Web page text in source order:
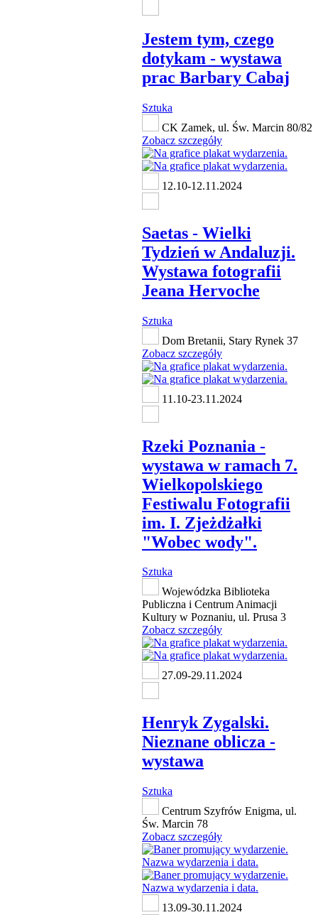
Jestem tym, czego
dotykam - wystawa
prac Barbary Cabaj
Sztuka
CK Zamek, ul. Św. Marcin 80/82
Zobacz szczegóły
12.10-12.11.2024
Saetas - Wielki
Tydzień w Andaluzji.
Wystawa fotografii
Jeana Hervoche
Sztuka
Dom Bretanii, Stary Rynek 37
Zobacz szczegóły
11.10-23.11.2024
Rzeki Poznania -
wystawa w ramach 7.
Wielkopolskiego
Festiwalu Fotografii
im. I. Zjeżdżałki
"Wobec wody".
Sztuka
Wojewódzka Biblioteka
Publiczna i Centrum Animacji
Kultury w Poznaniu, ul. Prusa 3
Zobacz szczegóły
27.09-29.11.2024
Henryk Zygalski.
Nieznane oblicza -
wystawa
Sztuka
Centrum Szyfrów Enigma, ul.
Św. Marcin 78
Zobacz szczegóły
13.09-30.11.2024